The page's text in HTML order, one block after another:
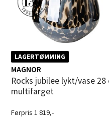
LAGERTØMMING
MAGNOR
Rocks jubilee lykt/vase 28 cm
multifarget
Førpris 1 819,-
- Thon Senter
1, 8514 Narvik
10-20